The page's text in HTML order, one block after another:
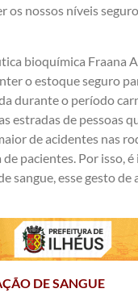
os nossos níveis
bioquímica Fraana
o estoque seguro
durante o período
estradas de pessoas
de acidentes nas
pacientes. Por isso,
sangue, esse gesto de
DE SANGUE